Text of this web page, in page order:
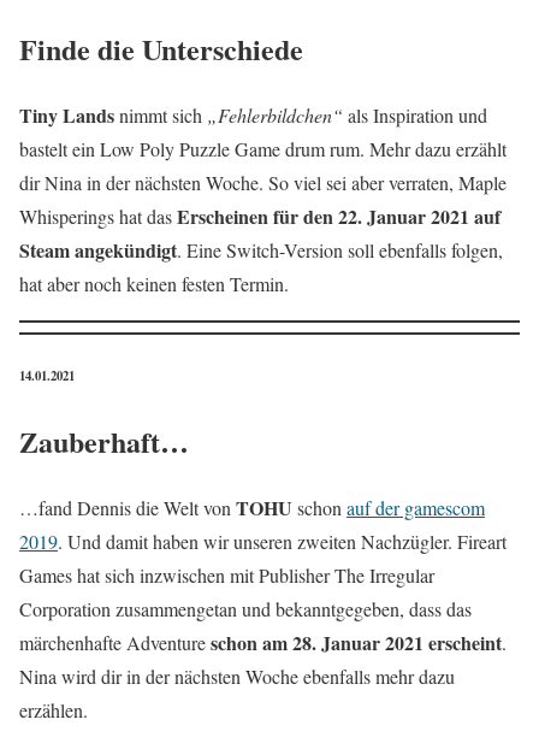
Finde die Unterschiede
Tiny Landsnimmt sich „Fehlerbildchen“ als Inspiration und
bastelt ein Low Poly Puzzle Game drum rum. Mehr dazu erzählt
dir Nina in der nächsten Woche. So viel sei aber verraten, Maple
Whisperings hat dasErscheinen für den 22. Januar 2021 auf
Steam angekündigt. Eine Switch-Version soll ebenfalls folgen,
hat aber noch keinen festen Termin.
14.01.2021
Zauberhaft…
…fand Dennis die Welt von TOHU schon auf der gamescom
2019. Und damit haben wir unseren zweiten Nachzügler. Fireart
Games hat sich inzwischen mit Publisher The Irregular
Corporation zusammengetan und bekanntgegeben, dass das
märchenhafte Adventureschon am 28. Januar 2021 erscheint.
Nina wird dir in der nächsten Woche ebenfalls mehr dazu
erzählen.